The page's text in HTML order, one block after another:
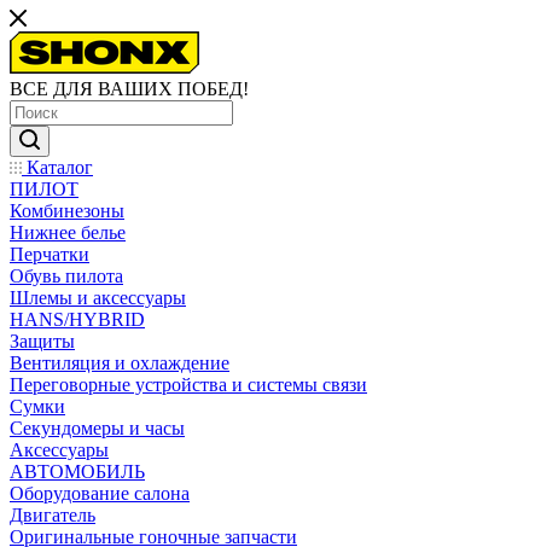
ВСЕ ДЛЯ ВАШИХ ПОБЕД!
Каталог
ПИЛОТ
Комбинезоны
Нижнее белье
Перчатки
Обувь пилота
Шлемы и аксессуары
HANS/HYBRID
Защиты
Вентиляция и охлаждение
Переговорные устройства и системы связи
Сумки
Секундомеры и часы
Аксессуары
АВТОМОБИЛЬ
Оборудование салона
Двигатель
Оригинальные гоночные запчасти